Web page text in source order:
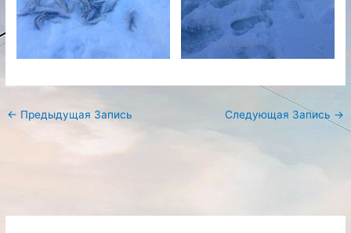
← Предыдущая Запись Следующая Запись →